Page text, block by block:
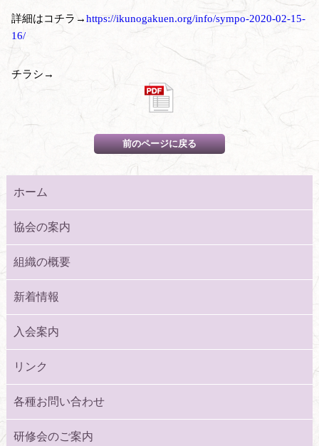
詳細はコチラ→https://ikunogakuen.org/info/sympo-2020-02-15-
16/
チラシ→
ホーム
協会の案内
組織の概要
新着情報
入会案内
リンク
各種お問い合わせ
研修会のご案内